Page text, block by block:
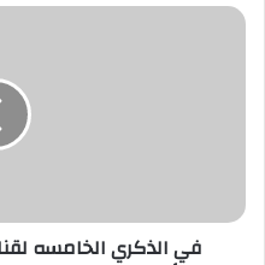
في
المؤتمر
:فخورونفي الذكري الخامسه